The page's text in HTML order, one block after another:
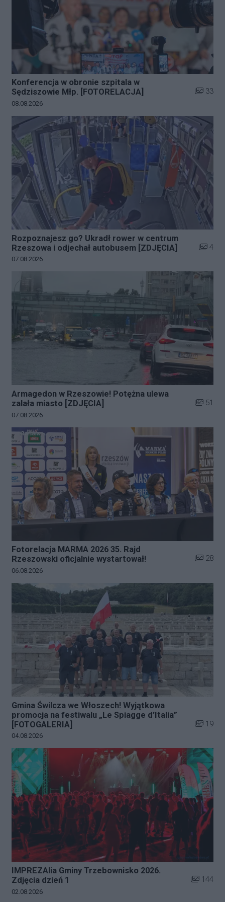
Konferencja w obronie szpitala w
Sędziszowie Młp. [FOTORELACJA]
Liczba
33
Data dodania galerii:
08.08.2026
Rozpoznajesz go? Ukradł rower w centrum
Rzeszowa i odjechał autobusem [ZDJĘCIA]
Liczba
4
Data dodania galerii:
07.08.2026
Armagedon w Rzeszowie! Potężna ulewa
zalała miasto [ZDJĘCIA]
Liczba
51
Data dodania galerii:
07.08.2026
Fotorelacja MARMA 2026 35. Rajd
Rzeszowski oficjalnie wystartował!
Liczba
28
Data dodania galerii:
06.08.2026
Gmina Świlcza we Włoszech! Wyjątkowa
promocja na festiwalu „Le Spiagge d’Italia”
[FOTOGALERIA]
Liczba
19
Data dodania galerii:
04.08.2026
IMPREZAlia Gminy Trzebownisko 2026.
Zdjęcia dzień 1
Liczba
144
Data dodania galerii:
02.08.2026